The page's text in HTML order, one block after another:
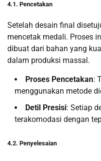
4.1. Pencetakan
Setelah desain final
mencetak medali. Proses
dibuat dari bahan yang
dalam produksi massal.
Proses Pencetakan:
menggunakan metode
Detil Presisi: Setiap
terakomodasi dengan
4.2. Penyelesaian